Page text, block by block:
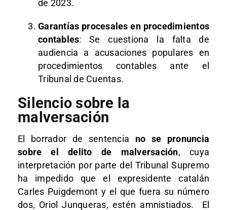
de 2023.
Garantías procesales en procedimientos
contables: Se cuestiona la falta de
audiencia a acusaciones populares en
procedimientos contables ante el
Tribunal de Cuentas.
Silencio sobre la
malversación
El borrador de sentencia no se pronuncia
sobre el delito de malversación, cuya
interpretación por parte del Tribunal Supremo
ha impedido que el expresidente catalán
Carles Puigdemont y el que fuera su número
dos, Oriol Junqueras, estén amnistiados.
El